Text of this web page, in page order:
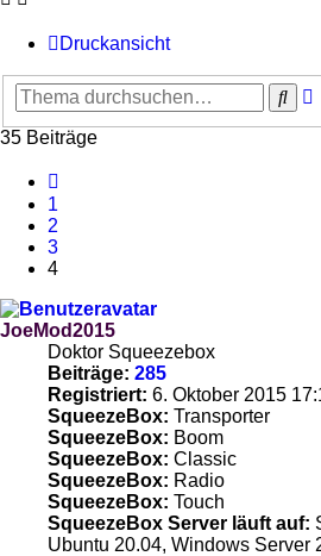
Druckansicht
35 Beiträge
1
2
3
4
JoeMod2015
Doktor Squeezebox
Beiträge: 285
Registriert: 6. Oktober 2015
SqueezeBox: Transporter
SqueezeBox: Boom
SqueezeBox: Classic
SqueezeBox: Radio
SqueezeBox: Touch
SqueezeBox Server läuft auf:
Ubuntu 20.04, Windows Server